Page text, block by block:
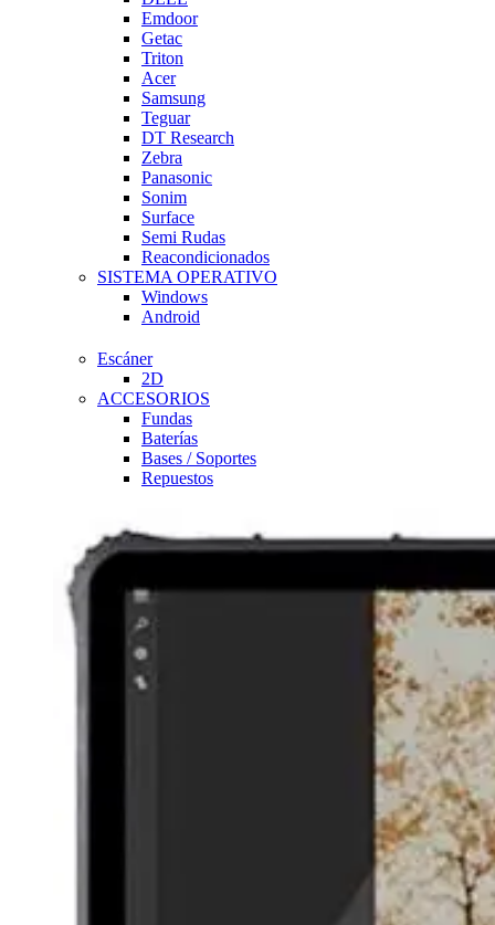
Emdoor
Getac
Triton
Acer
Samsung
Teguar
DT Research
Zebra
Panasonic
Sonim
Surface
Semi Rudas
Reacondicionados
SISTEMA OPERATIVO
Windows
Android
Escáner
2D
ACCESORIOS
Fundas
Baterías
Bases / Soportes
Repuestos